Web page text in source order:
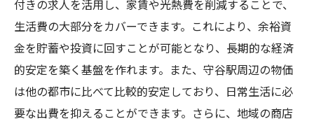
付きの求人を活用し、家賃や光熱費を削減することで、
生活費の大部分をカバーできます。これにより、余裕資
金を貯蓄や投資に回すことが可能となり、長期的な経済
的安定を築く基盤を作れます。また、守谷駅周辺の物価
は他の都市に比べて比較的安定しており、日常生活に必
要な出費を抑えることができます。さらに、地域の商店